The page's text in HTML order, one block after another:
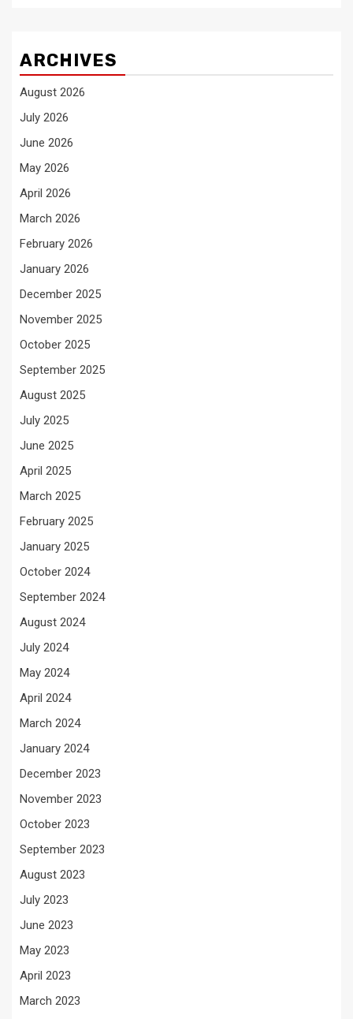
ARCHIVES
August 2026
July 2026
June 2026
May 2026
April 2026
March 2026
February 2026
January 2026
December 2025
November 2025
October 2025
September 2025
August 2025
July 2025
June 2025
April 2025
March 2025
February 2025
January 2025
October 2024
September 2024
August 2024
July 2024
May 2024
April 2024
March 2024
January 2024
December 2023
November 2023
October 2023
September 2023
August 2023
July 2023
June 2023
May 2023
April 2023
March 2023